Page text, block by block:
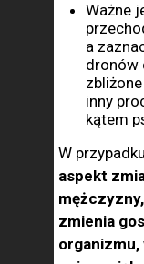
Ważne
a
dronów
inny
kątem
W
aspekt
zmienia